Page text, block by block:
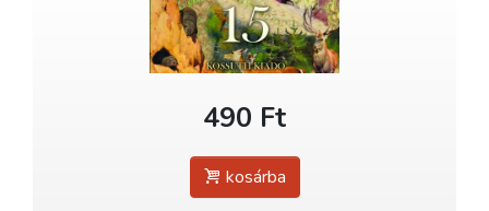
490 Ft
kosárba